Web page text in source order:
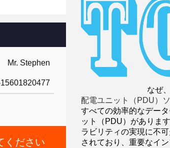
Mr. Stephen
ください
なぜ
配電ユニット（PDU）
すべての効率的なデー
ット（PDU）がありま
ラビリティの実現に不
されており、重要なイ